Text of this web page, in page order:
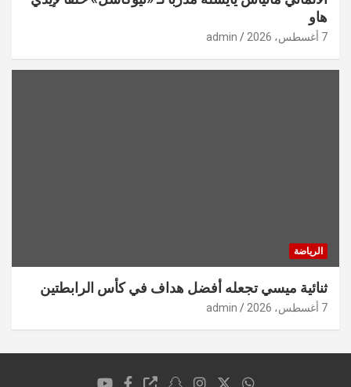
هاو
7 أغسطس، 2026 admin
الرياضة
ثنائية ميسي تجعله أفضل هداف في كأس الرابطتين
7 أغسطس، 2026 admin